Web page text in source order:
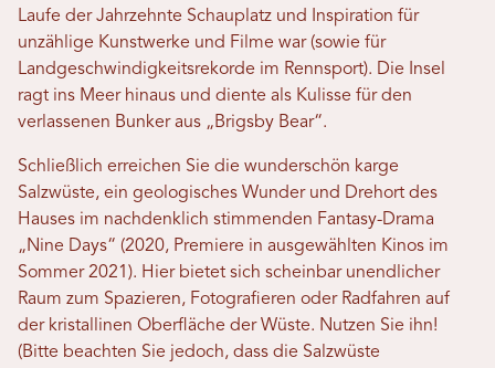
Laufe der Jahrzehnte Schauplatz und Inspiration für
unzählige Kunstwerke und Filme war (sowie für
Landgeschwindigkeitsrekorde im Rennsport). Die Insel
ragt ins Meer hinaus und diente als Kulisse für den
verlassenen Bunker aus „Brigsby Bear“.
Schließlich erreichen Sie die wunderschön karge
Salzwüste, ein geologisches Wunder und Drehort des
Hauses im nachdenklich stimmenden Fantasy-Drama
„Nine Days“ (2020, Premiere in ausgewählten Kinos im
Sommer 2021). Hier bietet sich scheinbar unendlicher
Raum zum Spazieren, Fotografieren oder Radfahren auf
der kristallinen Oberfläche der Wüste. Nutzen Sie ihn!
(Bitte beachten Sie jedoch, dass die Salzwüste